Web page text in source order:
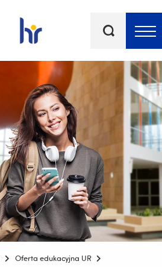
kluczowe
Oferta edukacyjna UR